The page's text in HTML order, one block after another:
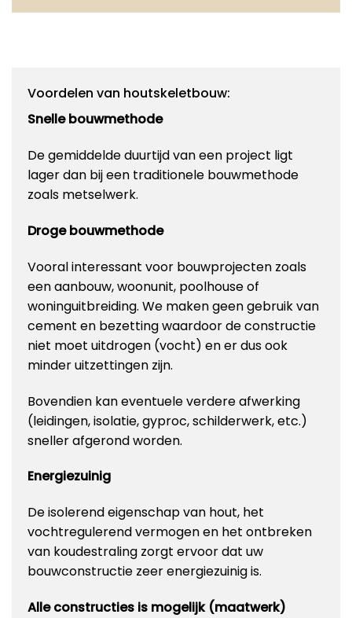
Voordelen van houtskeletbouw:
Snelle bouwmethode
De gemiddelde duurtijd van een project ligt
lager dan bij een traditionele bouwmethode
zoals metselwerk.
Droge bouwmethode
Vooral interessant voor bouwprojecten zoals
een aanbouw, woonunit, poolhouse of
woninguitbreiding. We maken geen gebruik van
cement en bezetting waardoor de constructie
niet moet uitdrogen (vocht) en er dus ook
minder uitzettingen zijn.
Bovendien kan eventuele verdere afwerking
(leidingen, isolatie, gyproc, schilderwerk, etc.)
sneller afgerond worden.
Energiezuinig
De isolerend eigenschap van hout, het
vochtregulerend vermogen en het ontbreken
van koudestraling zorgt ervoor dat uw
bouwconstructie zeer energiezuinig is.
Alle constructies is mogelijk (maatwerk)